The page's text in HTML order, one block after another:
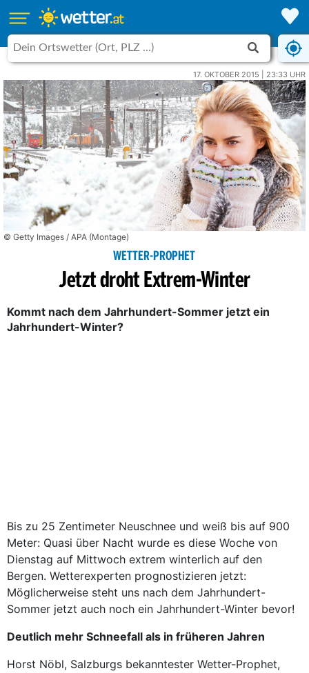
17. OKTOBER 2015 | 23:33 UHR
© Getty Images / APA (Montage)
WETTER-PROPHET
Jetzt droht Extrem-Winter
Kommt nach dem Jahrhundert-Sommer jetzt ein
Jahrhundert-Winter?
Bis zu 25 Zentimeter Neuschnee und weiß bis auf 900
Meter: Quasi über Nacht wurde es diese Woche von
Dienstag auf Mittwoch ex­trem winterlich auf den
Bergen. Wetterexperten prognostizieren jetzt:
Möglicherweise steht uns nach dem Jahrhundert-
Sommer jetzt auch noch ein Jahrhundert-Winter bevor!
Deutlich mehr Schneefall als in früheren Jahren
Horst Nöbl, Salzburgs bekanntester Wetter-Prophet,